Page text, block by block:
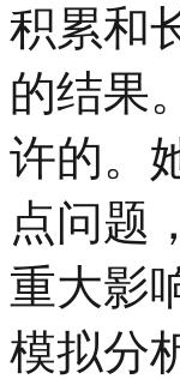
积累和
的结果
许的。
点问题
重大影
模拟分